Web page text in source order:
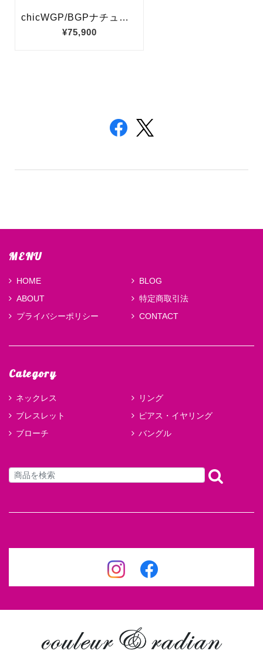
MENU
HOME
BLOG
ABOUT
特定商取引法
プライバシーポリシー
CONTACT
Category
ネックレス
リング
ブレスレット
ピアス・イヤリング
ブローチ
バングル